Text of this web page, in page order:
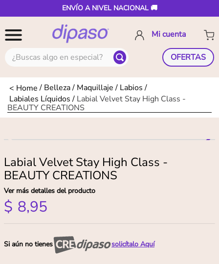
ENVÍO A NIVEL NACIONAL 🚚
¿Buscas algo en especial? OFERTAS
Belleza Maquillaje
Labios
Labiales Líquidos
Labial Velvet Stay High Class -
BEAUTY CREATIONS
Labial Velvet Stay High Class -
BEAUTY CREATIONS
Ver más detalles del producto
$ 8,95
Si aún no tienes solicítalo Aquí